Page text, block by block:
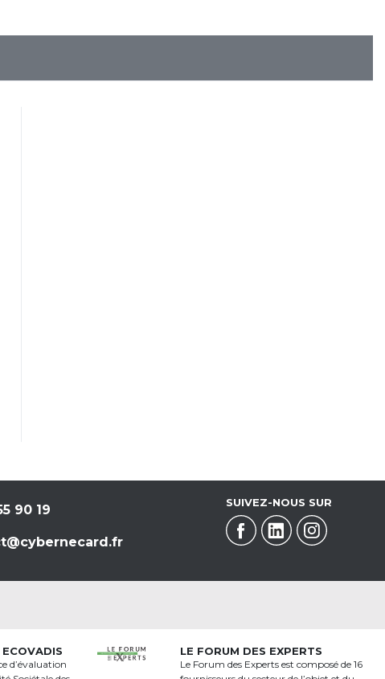
90 19 SUIVEZ-NOUS SUR
d’évaluation
LE FORUM DES EXPERTS
Le Forum des Experts est composé de 16